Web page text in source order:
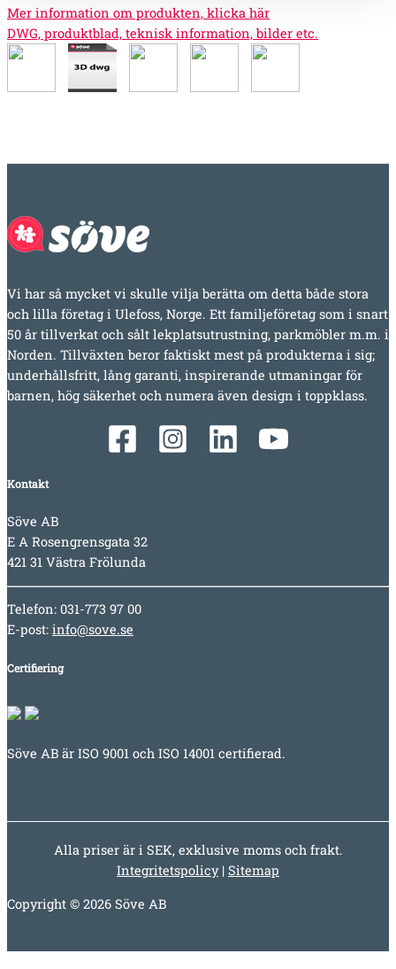
Mer information om produkten, klicka här
DWG, produktblad, teknisk information, bilder etc.
Vi har så mycket vi skulle vilja berätta om detta både stora
och lilla företag i Ulefoss, Norge. Ett familjeföretag som i snart
50 år tillverkat och sålt lekplatsutrustning, parkmöbler m.m. i
Norden. Tillväxten beror faktiskt mest på produkterna i sig;
underhållsfritt, lång garanti, inspirerande utmaningar för
barnen, hög säkerhet och numera även design i toppklass.
Kontakt
Söve AB
E A Rosengrensgata 32
421 31 Västra Frölunda
Telefon: 031-773 97 00
E-post: info@sove.se
Certifiering
Söve AB är ISO 9001 och ISO 14001 certifierad.
Alla priser är i SEK, exklusive moms och frakt.
Integritetspolicy| Sitemap
Copyright © 2026 Söve AB